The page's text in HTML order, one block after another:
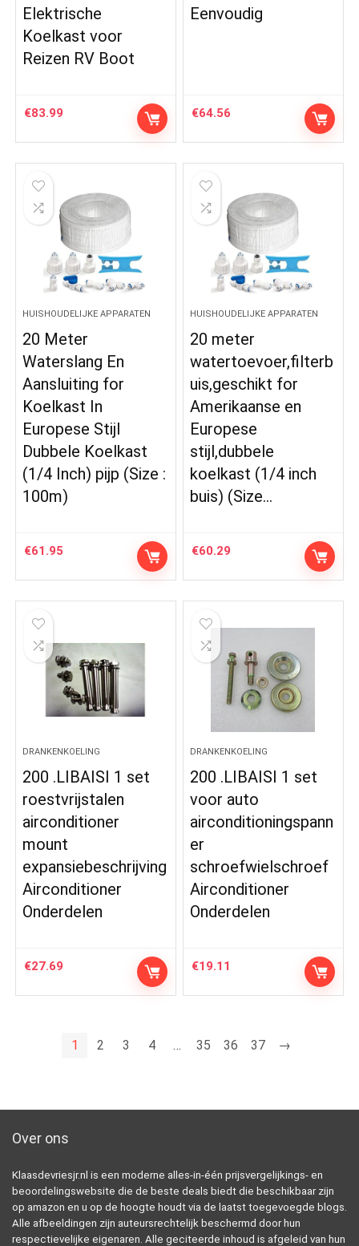
Elektrische
Koelkast voor
Reizen RV Boot
€83.99
Eenvoudig
€64.56
HUISHOUDELIJKE APPARATEN
20 Meter
Waterslang En
Aansluiting for
Koelkast In
Europese Stijl
Dubbele Koelkast
(1/4 Inch) pijp (Size :
100m)
€61.95
HUISHOUDELIJKE APPARATEN
20 meter
watertoevoer,filterb
uis,geschikt for
Amerikaanse en
Europese
stijl,dubbele
koelkast (1/4 inch
buis) (Size…
€60.29
DRANKENKOELING
200 .LIBAISI 1 set
roestvrijstalen
airconditioner
mount
expansiebeschrijving
Airconditioner
Onderdelen
€27.69
DRANKENKOELING
200 .LIBAISI 1 set
voor auto
airconditioningspann
er
schroefwielschroef
Airconditioner
Onderdelen
€19.11
1 2 3 4 … 35 36 37 →
Over ons
Klaasdevriesjr.nl is een moderne alles-in-één prijsvergelijkings- en
beoordelingswebsite die de beste deals biedt die beschikbaar zijn
op amazon en u op de hoogte houdt via de laatst toegevoegde blogs.
Alle afbeeldingen zijn auteursrechtelijk beschermd door hun
respectievelijke eigenaren. Alle geciteerde inhoud is afgeleid van hun